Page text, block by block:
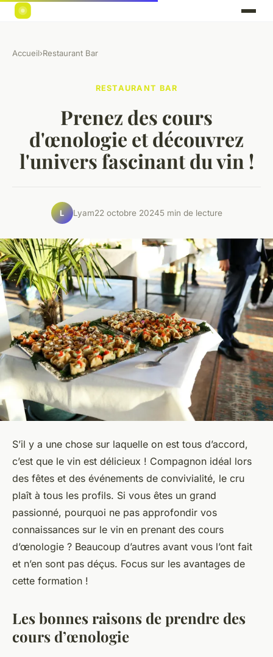
Accueil›Restaurant Bar
RESTAURANT BAR
Prenez des cours
d'œnologie et découvrez
l'univers fascinant du vin !
L Lyam22 octobre 20245 min de lecture
S’il y a une chose sur laquelle on est tous d’accord,
c’est que le vin est délicieux ! Compagnon idéal lors
des fêtes et des événements de convivialité, le cru
plaît à tous les profils. Si vous êtes un grand
passionné, pourquoi ne pas approfondir vos
connaissances sur le vin en prenant des cours
d’œnologie ? Beaucoup d’autres avant vous l’ont fait
et n’en sont pas déçus. Focus sur les avantages de
cette formation !
Les bonnes raisons de prendre des
cours d’œnologie